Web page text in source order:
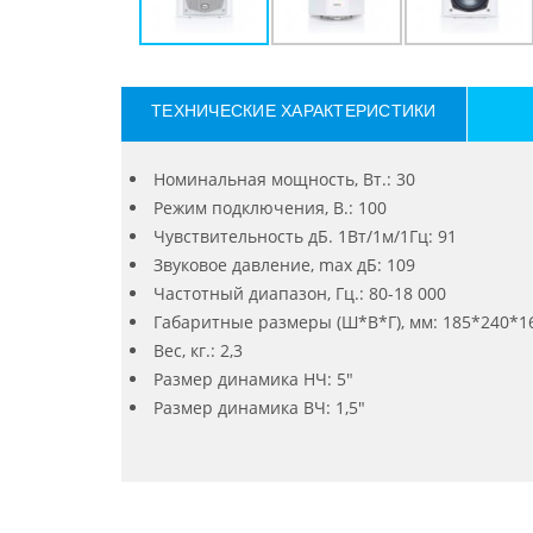
ТЕХНИЧЕСКИЕ ХАРАКТЕРИСТИКИ
Номинальная мощность, Вт.: 30
Режим подключения, В.: 100
Чувствительность дБ. 1Вт/1м/1Гц: 91
Звуковое давление, max дБ: 109
Частотный диапазон, Гц.: 80-18 000
Габаритные размеры (Ш*В*Г), мм:
Вес, кг.: 2,3
Размер динамика НЧ: 5"
Размер динамика ВЧ: 1,5"